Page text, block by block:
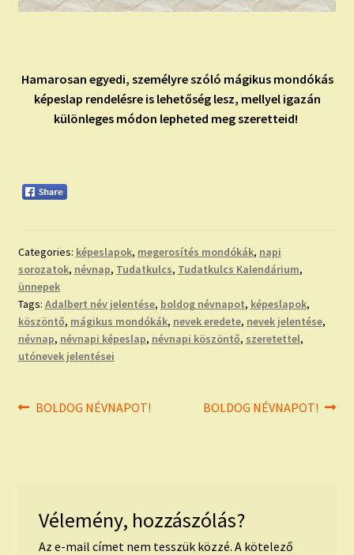
Hamarosan egyedi, személyre szóló mágikus mondókás
képeslap rendelésre is lehetőség lesz, mellyel igazán
különleges módon lepheted meg szeretteid!
Categories: képeslapok, megerosítés mondókák, napi
sorozatok, névnap, Tudatkulcs, Tudatkulcs Kalendárium,
ünnepek
Tags: Adalbert név jelentése, boldog névnapot, képeslapok,
köszöntő, mágikus mondókák, nevek eredete, nevek jelentése,
névnap, névnapi képeslap, névnapi köszöntő, szeretettel,
utónevek jelentései
Bejegyzés
Previous
BOLDOG NÉVNAPOT!
Next
BOLDOG NÉVNAPOT!
Vélemény, hozzászólás?
Az e-mail címet nem tesszük közzé. A kötelező